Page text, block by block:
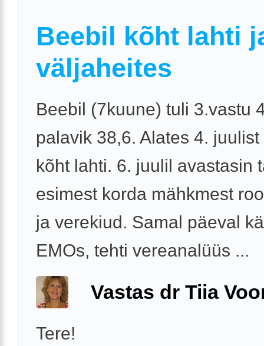
Beebil kõht lahti
väljaheites
Beebil (7kuune) tuli 3.vastu
palavik 38,6. Alates 4.
kõht lahti. 6. juulil avastasin
esimest korda mähkmest
ja verekiud. Samal päeval
EMOs, tehti vereanalüüs ...
Vastas dr Tiia
Tere!